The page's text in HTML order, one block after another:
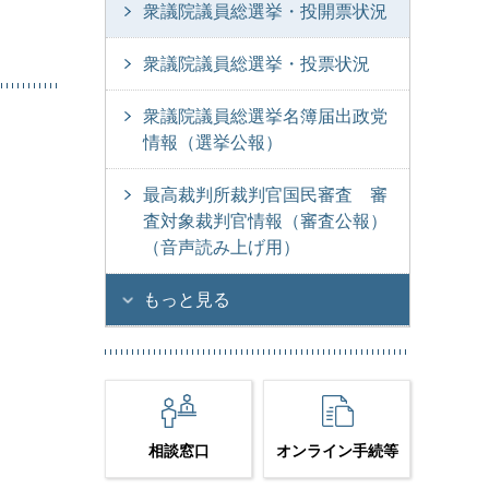
衆議院議員総選挙・投開票状況
衆議院議員総選挙・投票状況
衆議院議員総選挙名簿届出政党
情報（選挙公報）
最高裁判所裁判官国民審査 審
査対象裁判官情報（審査公報）
（音声読み上げ用）
もっと見る
相談窓口 オンライン手続等